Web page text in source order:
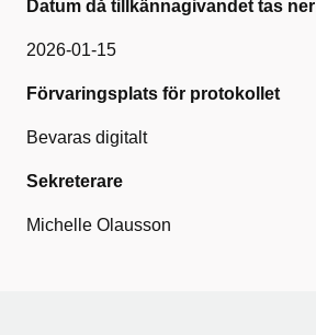
Datum då tillkännagivandet tas ner
2026-01-15
Förvaringsplats för protokollet
Bevaras digitalt
Sekreterare
Michelle Olausson